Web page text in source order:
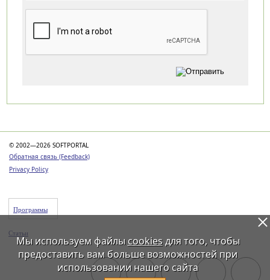
© 2002—2026 SOFTPORTAL
Обратная связь (Feedback)
Privacy Policy
Программы
Статьи
Мы используем файлы cookiesдля того, чтобы
предоставить вам больше возможностей при
использовании нашего сайта